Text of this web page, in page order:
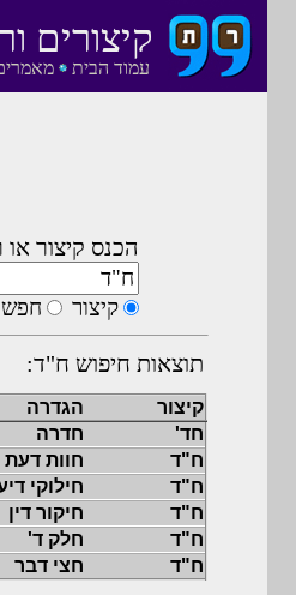
עמוד הבית
קיצורים
הכנס קיצור
קיצור חפש
תוצאות חיפוש ח"ד:
קיצור הגדרה
חד'
חדרה
ח"ד
חוות דעת
ח"ד
חילוקי
ח"ד
חיקור דין
ח"ד
חלק ד'
ח"ד
חצי דבר